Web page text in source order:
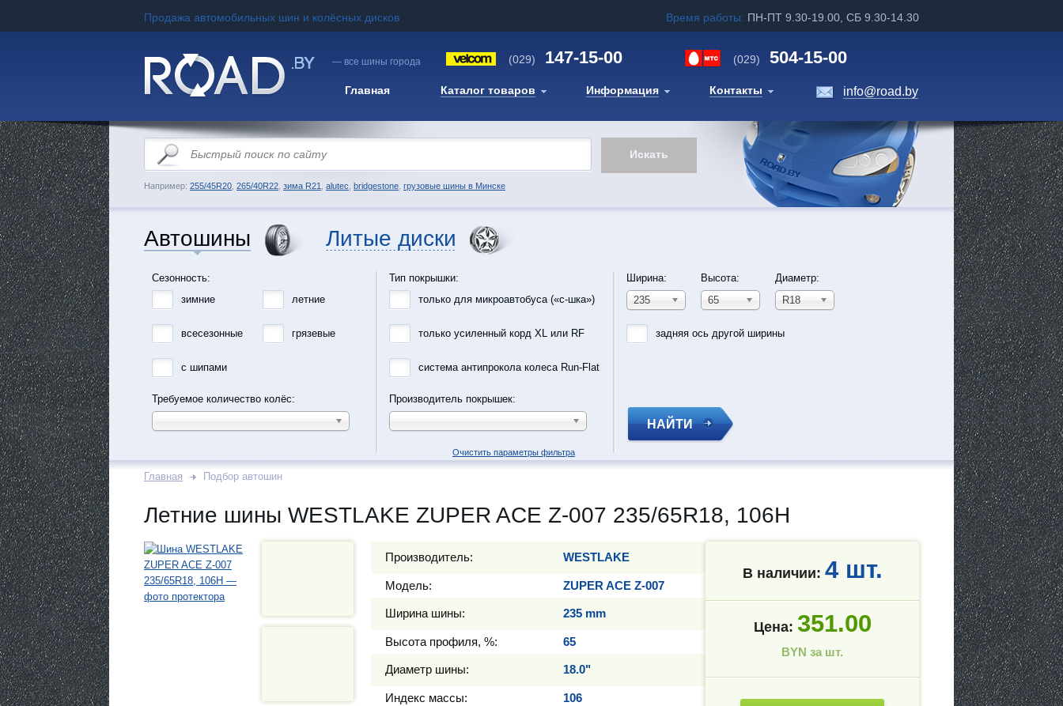
Продажа автомобильных шин и колёсных дисков Время работы: ПН-ПТ 9.30-19.00, СБ 9.30-14.30
— все шины города (029) 147-15-00 (029) 504-15-00
Главная Каталог товаров Информация Контакты info@road.by
Например: 255/45R20 265/40R22 зима R21 alutec bridgestone грузовые шины в Минске
Автошины Литые диски
Сезонность:
зимние
летние
всесезонные грязевые
с шипами
Требуемое количество колёс:
Тип покрышки:
только для микроавтобуса («с-шка»)
только усиленный корд XL или RF
система антипрокола колеса Run-Flat
Производитель покрышек:
Ширина:
235
Высота:
65
Диаметр:
R18
задняя ось другой ширины
НАЙТИ
Очистить параметры фильтра
Главная Подбор автошин
Летние шины WESTLAKE ZUPER ACE Z-007 235/65R18, 106H
Производитель: WESTLAKE
Модель: ZUPER ACE Z-007
Ширина шины: 235 mm
Высота профиля, %: 65
Диаметр шины: 18.0"
Индекс массы: 106
В наличии: 4 шт.
Цена: 351.00
BYN за шт.